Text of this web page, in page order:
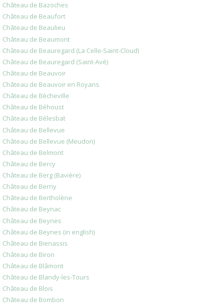
Château de Bazoches
Château de Beaufort
Château de Beaulieu
Château de Beaumont
Château de Beauregard (La Celle-Saint-Cloud)
Château de Beauregard (Saint-Avé)
Château de Beauvoir
Château de Beauvoir en Royans
Château de Bècheville
Château de Béhoust
Château de Bélesbat
Château de Bellevue
Château de Bellevue (Meudon)
Château de Belmont
Château de Bercy
Château de Berg (Bavière)
Château de Berny
Château de Bertholène
Château de Beynac
Château de Beynes
Château de Beynes (in english)
Château de Bienassis
Château de Biron
Château de Blâmont
Château de Blandy-les-Tours
Château de Blois
Château de Bombon